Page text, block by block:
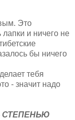
Это
и ничего не
бы ничего
тебя
- значит надо
СТЕПЕНЬЮ